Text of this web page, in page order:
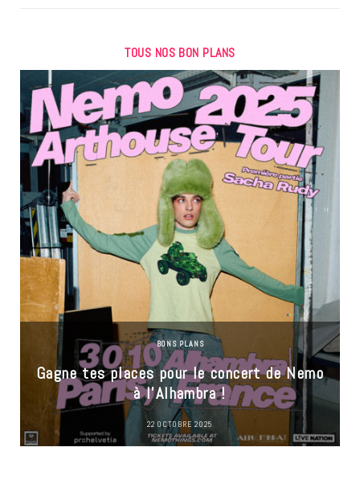
TOUS NOS BON PLANS
BONS PLANS
Gagne tes places pour le concert de Nemo
à l’Alhambra !
22 OCTOBRE 2025